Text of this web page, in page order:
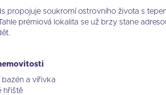
propojuje soukromí ostrovního života s
prémiová lokalita se už brzy stane
bazén a vířivka
hřiště